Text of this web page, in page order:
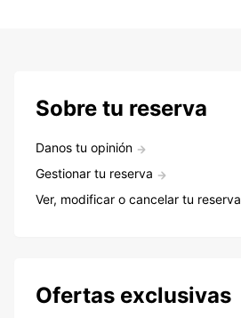
Sobre tu reserva
Danos tu opinión
Gestionar tu reserva
Ver, modificar o cancelar tu reserva
Ofertas exclusivas